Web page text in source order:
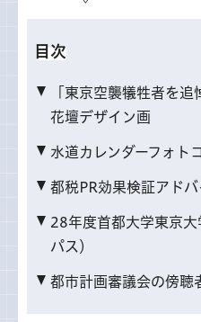
目次
「東京空襲犠牲者を
花壇デザイン画
水道カレンダーフォト
都税PR効果検証アドバ
28年度首都大学東京大
パス）
都市計画審議会の傍聴